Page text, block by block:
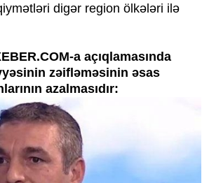
digər region ölkələri ilə
a açıqlamasında
zəifləməsinin əsas
azalmasıdır: